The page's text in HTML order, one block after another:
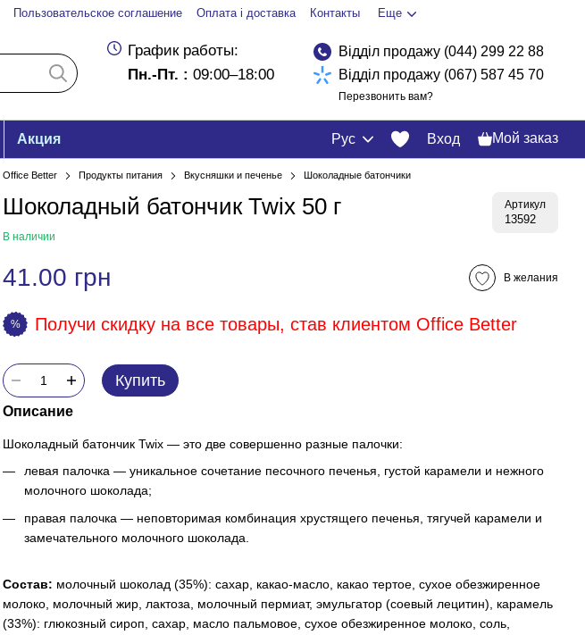
Пользовательское соглашение Оплата і доставка Контакты Еще
График работы:
Пн.-Пт. : 09:00–18:00
Відділ продажу (044) 299 22 88
Відділ продажу (067) 587 45 70
Перезвонить вам?
Акция Рус Вход Мой заказ
Office Better Продукты питания Вкусняшки и печенье Шоколадные батончики
Шоколадный батончик Twix 50 г Артикул
13592
В наличии
41.00 грн В желания
% Получи скидку на все товары, став клиентом Office Better
Купить
Описание
Шоколадный батончик Twix — это две совершенно разные палочки:
левая палочка — уникальное сочетание песочного печенья, густой карамели и нежного
молочного шоколада;
правая палочка — неповторимая комбинация хрустящего печенья, тягучей карамели и
замечательного молочного шоколада.
Состав: молочный шоколад (35%): сахар, какао-масло, какао тертое, сухое обезжиренное
молоко, молочный жир, лактоза, молочный пермиат, эмульгатор (соевый лецитин), карамель
(33%): глюкозный сироп, сахар, масло пальмовое, сухое обезжиренное молоко, соль,